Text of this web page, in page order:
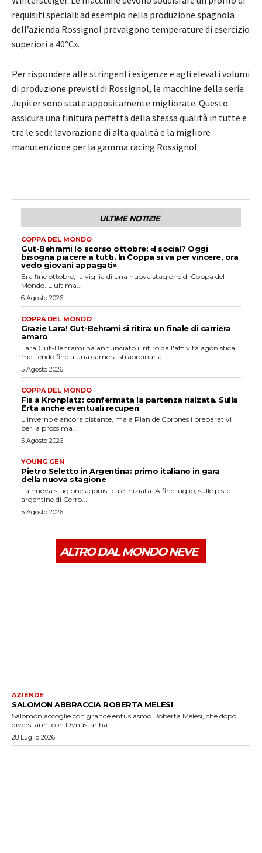
requisiti speciali: ad esempio nella produzione spagnola
dell’azienda Rossignol prevalgono temperature di esercizio
superiori a 40°C».
Per rispondere alle stringenti esigenze e agli elevati volumi
di produzione previsti di Rossignol, le macchine della serie
Jupiter sono state appositamente migliorate. Questo
assicura una finitura perfetta della stessa qualità in tutte e
tre le sedi: lavorazione di alta qualità e la migliore
manutenzione per la gamma racing Rossignol.
ULTIME NOTIZIE
COPPA DEL MONDO
Gut-Behrami lo scorso ottobre: «I social? Oggi
bisogna piacere a tutti. In Coppa si va per vincere, ora
vedo giovani appagati»
Era fine ottobre, la vigilia di una nuova stagione di Coppa del
Mondo. L'ultima...
6 Agosto 2026
COPPA DEL MONDO
Grazie Lara! Gut-Behrami si ritira: un finale di carriera
amaro
Lara Gut-Behrami ha annunciato il ritiro dall'attività agonistica,
mettendo fine a una carriera straordinaria...
5 Agosto 2026
COPPA DEL MONDO
Fis a Kronplatz: confermata la partenza rialzata. Sulla
Erta anche eventuali recuperi
L'inverno è ancora distante, ma a Plan de Corones i preparativi
per la prossima...
5 Agosto 2026
YOUNG GEN
Pietro Seletto in Argentina: primo italiano in gara
della nuova stagione
La nuova stagione agonistica è iniziata. A fine luglio, sulle piste
argentine di Cerro...
5 Agosto 2026
ALTRO DAL MONDO NEVE
AZIENDE
SALOMON ABBRACCIA ROBERTA MELESI
Salomon accoglie con grande entusiasmo Roberta Melesi, che dopo
diversi anni con Dynastar ha...
28 Luglio 2026